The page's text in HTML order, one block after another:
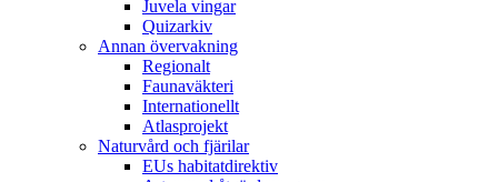
Juvela vingar
Quizarkiv
Annan övervakning
Regionalt
Faunaväkteri
Internationellt
Atlasprojekt
Naturvård och fjärilar
EUs habitatdirektiv